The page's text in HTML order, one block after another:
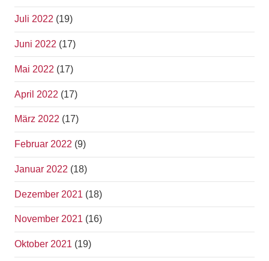
Juli 2022 (19)
Juni 2022 (17)
Mai 2022 (17)
April 2022 (17)
März 2022 (17)
Februar 2022 (9)
Januar 2022 (18)
Dezember 2021 (18)
November 2021 (16)
Oktober 2021 (19)